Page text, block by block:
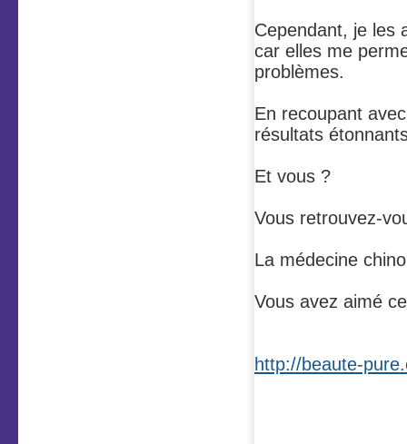
Cependant, je les
car elles me
problèmes.
En recoupant
résultats
Et vous ?
Vous retrouvez-
La médecine
Vous avez aimé
http://beaute-